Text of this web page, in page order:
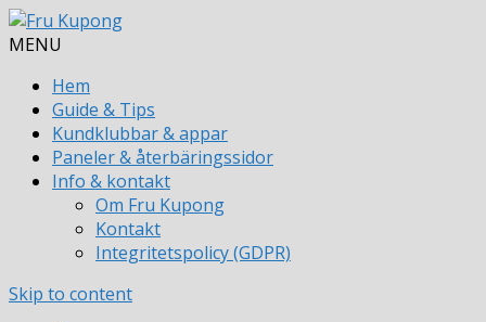
MENU
Hem
Guide & Tips
Kundklubbar & appar
Paneler & återbäringssidor
Info & kontakt
Om Fru Kupong
Kontakt
Integritetspolicy (GDPR)
Skip to content